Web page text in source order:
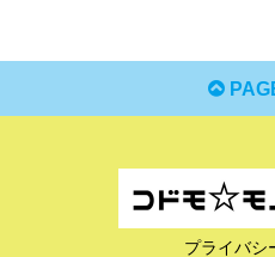
プライバシ